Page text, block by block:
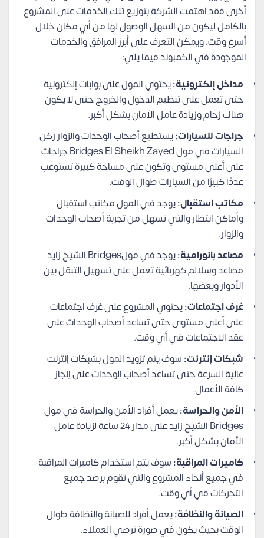
أخرى فقد اهتمت الشركة بتوزيع تلك الخدمات على المشروع
بالكامل ليكون من السهل الوصول لها من أي مكان خلال
أسرع وقت، ويمكن التعرف على أبرز المرافق والخدمات
الموجودة في الكمبوند فيما يلي:
مداخل إلكترونية:يحتوي المول على بوابات إلكترونية
حتى تعمل على تنظيم الدخول والخروج حتى لا يكون
هناك زحام وزيادة عامل الأمان بشكل أكبر.
جراجات للسيارات:يستطيع أصحاب الوحدات والزوار ركن
السيارات في مول Bridges El Sheikh Zayed جراجات
على أعلى مستوى وتكون على مساحة كبيرة تستوعب
عددًا كبيرًا من السيارات طوال الوقت.
مكاتب استقبال:يوجد في المول مكاتب استقبال
وأماكن انتظار والتي تسهل من تجربة أصحاب الوحدات
والزوار.
مصاعد بانورامية:
يوجد في مولBridges الشيخ زايد
مصاعد وسلالم كهربائية تعمل على تسهيل التنقل بين
الأدوار وبعضها.
غرف اجتماعات:يحتوي المشروع على غرف اجتماعات
على أعلى مستوى حتى تساعد أصحاب الوحدات على
عقد الاجتماعات في أي وقت.
شبكات إنترنت:سوف يتم تزويد المول بشبكات إنترنت
عالية السرعة حتى تساعد أصحاب الوحدات على إنجاز
كافة الأعمال.
الأمن والحراسة:يعمل أفراد الأمن والحراسة في مول
Bridges الشيخ زايد على مدار 24 ساعة لزيادة عامل
الأمان بشكل أكبر.
كاميرات المراقبة:سوف يتم استخدام كاميرات المراقبة
في جميع أنحاء المشروع والتي تقوم برصد جميع
التحركات في أي وقت.
الصيانة والنظافة:يعمل أفراد للصيانة والنظافة طوال
الوقت بحيث يكون في صورة ترضي العملاء.